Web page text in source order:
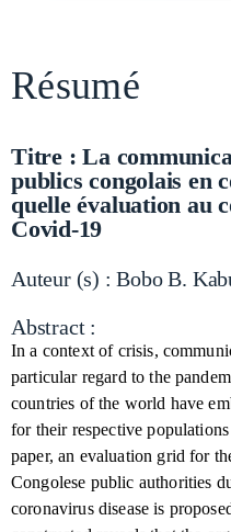
Résumé
Titre : La
publics congolais en
quelle évaluation au
Covid-19
Auteur (s) : Bobo B.
Abstract :
In a context of crisis,
particular regard to the
countries of the world have
for their respective
paper, an evaluation grid for
Congolese public authorities
coronavirus disease is